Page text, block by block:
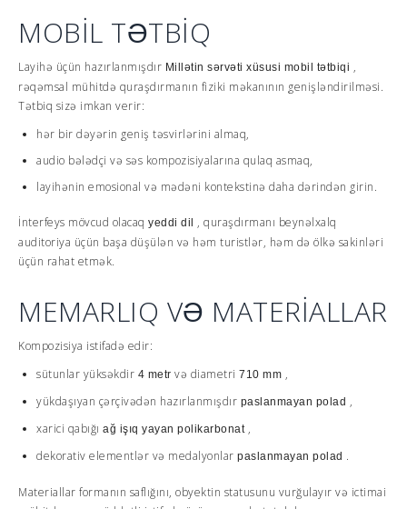
MOBİL TƏTBİQ
Layihə üçün hazırlanmışdır Millətin sərvəti xüsusi mobil tətbiqi ,
rəqəmsal mühitdə quraşdırmanın fiziki məkanının genişləndirilməsi.
Tətbiq sizə imkan verir:
hər bir dəyərin geniş təsvirlərini almaq,
audio bələdçi və səs kompozisiyalarına qulaq asmaq,
layihənin emosional və mədəni kontekstinə daha dərindən girin.
İnterfeys mövcud olacaq yeddi dil , quraşdırmanı beynəlxalq
auditoriya üçün başa düşülən və həm turistlər, həm də ölkə sakinləri
üçün rahat etmək.
MEMARLIQ VƏ MATERİALLAR
Kompozisiya istifadə edir:
sütunlar yüksəkdir 4 metr və diametri 710 mm ,
yükdaşıyan çərçivədən hazırlanmışdır paslanmayan polad ,
xarici qabığı ağ işıq yayan polikarbonat ,
dekorativ elementlər və medalyonlar paslanmayan polad .
Materiallar formanın saflığını, obyektin statusunu vurğulayır və ictimai